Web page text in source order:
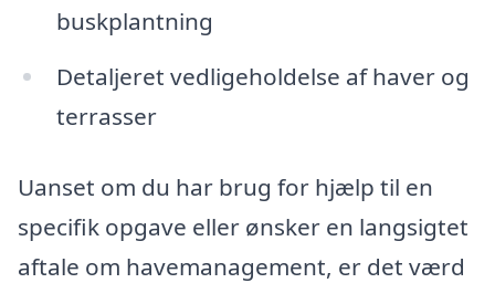
buskplantning
Detaljeret vedligeholdelse af haver og
terrasser
Uanset om du har brug for hjælp til en
specifik opgave eller ønsker en langsigtet
aftale om havemanagement, er det værd